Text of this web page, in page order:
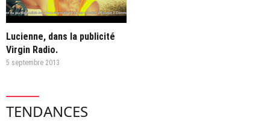
Lucienne, dans la publicité
Virgin Radio.
5 septembre 2013
TENDANCES